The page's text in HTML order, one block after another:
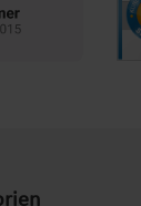
bis zur
Sie sich
Produkten